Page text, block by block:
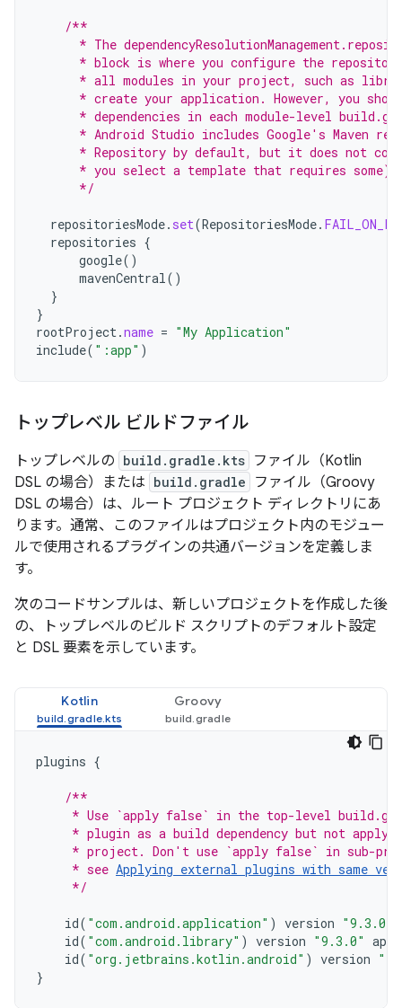
/**
* The
* block is where you configure the
* all modules in your project, such as
* create your application. However, you
* dependencies in each module-level
* Android Studio includes Google's Maven
* Repository by default, but it does not
      * you select a template that requires some).
      */
repositoriesMode. set(RepositoriesMode.
repositories {
google()
mavenCentral()
}
}
rootProject.name = "My Application"
include( ":app" )
トップレベル ビルドファイル
トップレベルの build.gradle.kts ファイル（Kotlin
DSL の場合）または build.gradle
ファイル（Groovy
DSL の場合）は、ルート プロジェクト ディレクトリにあ
ります。通常、このファイルはプロジェクト内のモジュー
ルで使用されるプラグインの共通バージョンを定義しま
す。
次のコードサンプルは、新しいプロジェクトを作成した後
の、トップレベルのビルド スクリプトのデフォルト設定
と DSL 要素を示しています。
Kotlin Groovy
plugins {
/**
* Use `apply false` in the top-level
* plugin as a build dependency but not apply
* project. Don't use `apply false` in sub-
     * see
Applying external plugins with same
     */
id( "com.android.application" ) version "9.3.0"
id( "com.android.library" ) version "9.3.0"
id( "org.jetbrains.kotlin.android" ) version
}